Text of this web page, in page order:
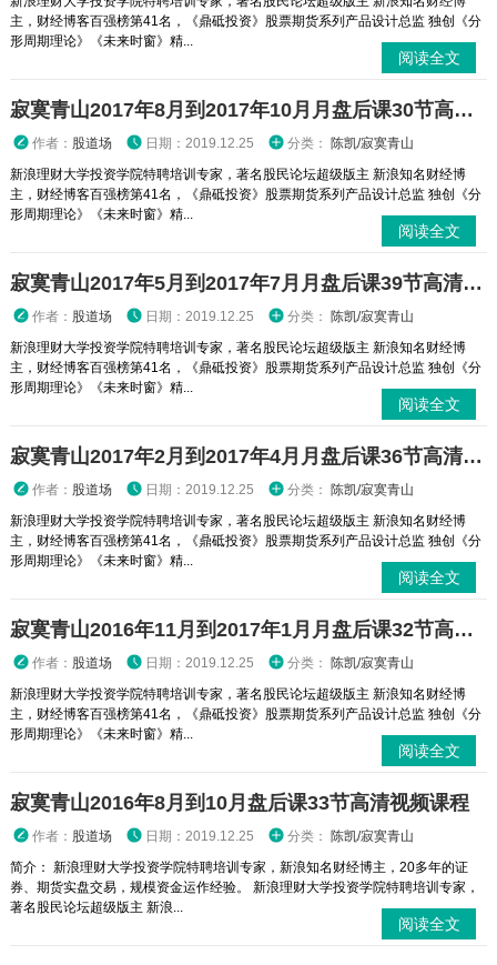
主，财经博客百强榜第41名，《鼎砥投资》股票期货系列产品设计总监 独创《分
形周期理论》《未来时窗》精...
阅读全文
寂寞青山2017年8月到2017年10月月盘后课30节高清视频课程
作者： 股道场 日期：2019.12.25 分类： 陈凯/寂寞青山
新浪理财大学投资学院特聘培训专家，著名股民论坛超级版主 新浪知名财经博
主，财经博客百强榜第41名，《鼎砥投资》股票期货系列产品设计总监 独创《分
形周期理论》《未来时窗》精...
阅读全文
寂寞青山2017年5月到2017年7月月盘后课39节高清视频课程
作者： 股道场 日期：2019.12.25 分类： 陈凯/寂寞青山
新浪理财大学投资学院特聘培训专家，著名股民论坛超级版主 新浪知名财经博
主，财经博客百强榜第41名，《鼎砥投资》股票期货系列产品设计总监 独创《分
形周期理论》《未来时窗》精...
阅读全文
寂寞青山2017年2月到2017年4月月盘后课36节高清视频课程
作者： 股道场 日期：2019.12.25 分类： 陈凯/寂寞青山
新浪理财大学投资学院特聘培训专家，著名股民论坛超级版主 新浪知名财经博
主，财经博客百强榜第41名，《鼎砥投资》股票期货系列产品设计总监 独创《分
形周期理论》《未来时窗》精...
阅读全文
寂寞青山2016年11月到2017年1月月盘后课32节高清视频课程
作者： 股道场 日期：2019.12.25 分类： 陈凯/寂寞青山
新浪理财大学投资学院特聘培训专家，著名股民论坛超级版主 新浪知名财经博
主，财经博客百强榜第41名，《鼎砥投资》股票期货系列产品设计总监 独创《分
形周期理论》《未来时窗》精...
阅读全文
寂寞青山2016年8月到10月盘后课33节高清视频课程
作者： 股道场 日期：2019.12.25 分类： 陈凯/寂寞青山
简介： 新浪理财大学投资学院特聘培训专家，新浪知名财经博主，20多年的证
券、期货实盘交易，规模资金运作经验。 新浪理财大学投资学院特聘培训专家，
著名股民论坛超级版主 新浪...
阅读全文